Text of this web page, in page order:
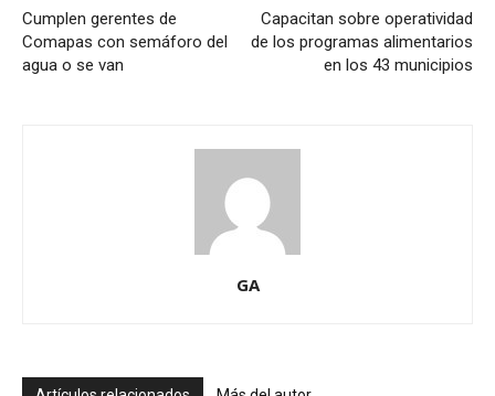
Cumplen gerentes de
Comapas con semáforo del
agua o se van
Capacitan sobre operatividad
de los programas alimentarios
en los 43 municipios
GA